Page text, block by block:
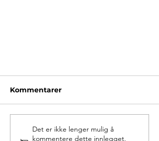
Kommentarer
Det er ikke lenger mulig å
kommentere dette innlegget.